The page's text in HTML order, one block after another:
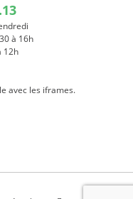
à 16h
12h
avec les iframes.